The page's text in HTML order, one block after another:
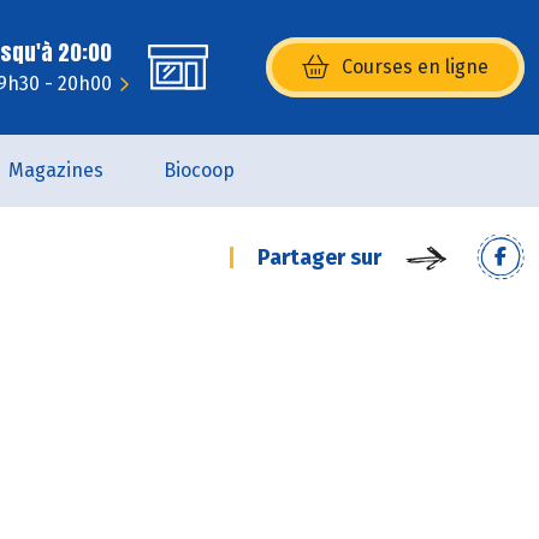
20:00
- 20h00
Courses en ligne
(s’ouvre dans une nouvelle
Magazines Biocoop
Partager sur